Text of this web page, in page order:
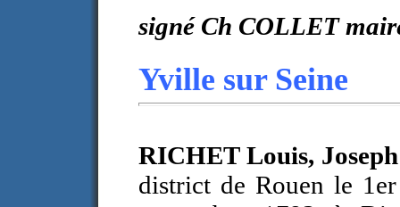
signé Ch COLLET
Yville sur Seine
RICHET Louis,
district de Rouen le